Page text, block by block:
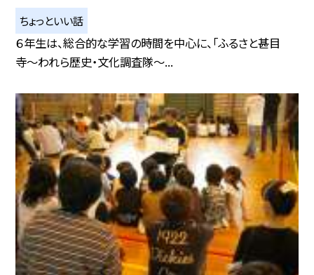
ちょっといい話
６年生は、総合的な学習の時間を中心に、「ふるさと甚目
寺〜われら歴史・文化調査隊〜...